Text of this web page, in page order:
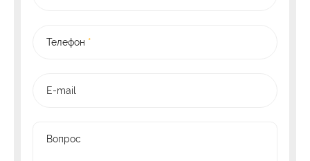
Телефон *
E-mail
Вопрос